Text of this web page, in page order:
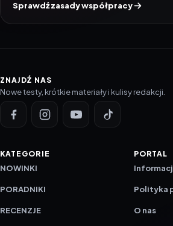
Sprawdź zasady współpracy
ZNAJDŹ NAS
Nowe testy, krótkie materiały i kulisy redakcji.
KATEGORIE
NOWINKI
PORADNIKI
RECENZJE
PORTAL
Polityka
O nas